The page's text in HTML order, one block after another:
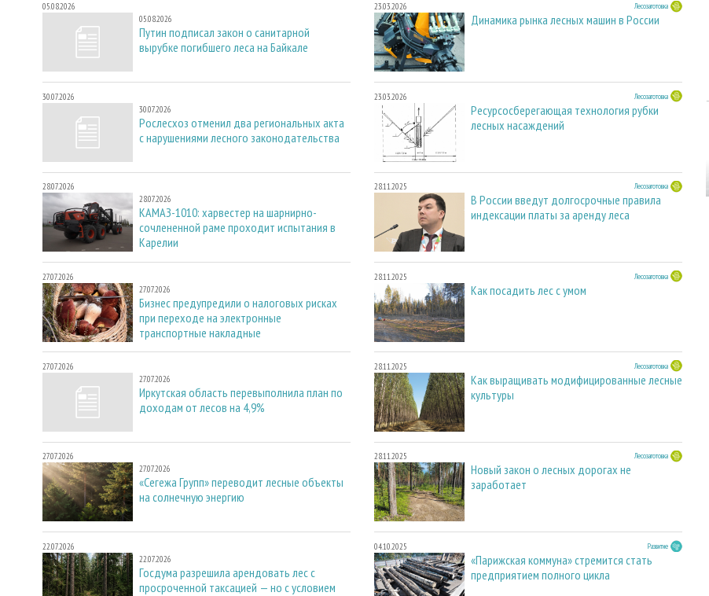
05.08.2026
05.08.2026
Путин подписал закон о санитарной
вырубке погибшего леса на Байкале
30.07.2026
30.07.2026
Рослесхоз отменил два региональных акта
с нарушениями лесного законодательства
28.07.2026
28.07.2026
КАМАЗ-1010: харвестер на шарнирно-
сочлененной раме проходит испытания в
Карелии
27.07.2026
27.07.2026
Бизнес предупредили о налоговых рисках
при переходе на электронные
транспортные накладные
27.07.2026
27.07.2026
Иркутская область перевыполнила план по
доходам от лесов на 4,9%
27.07.2026
27.07.2026
«Сегежа Групп» переводит лесные объекты
на солнечную энергию
22.07.2026
22.07.2026
Госдума разрешила арендовать лес с
просроченной таксацией — но с условием
23.03.2026 Лесозаготовка
Динамика рынка лесных машин в России
23.03.2026 Лесозаготовка
Ресурсосберегающая технология рубки
лесных насаждений
28.11.2025 Лесозаготовка
В России введут долгосрочные правила
индексации платы за аренду леса
28.11.2025 Лесозаготовка
Как посадить лес с умом
28.11.2025 Лесозаготовка
Как выращивать модифицированные лесные
культуры
28.11.2025 Лесозаготовка
Новый закон о лесных дорогах не
заработает
04.10.2025 Развитие
«Парижская коммуна» стремится стать
предприятием полного цикла